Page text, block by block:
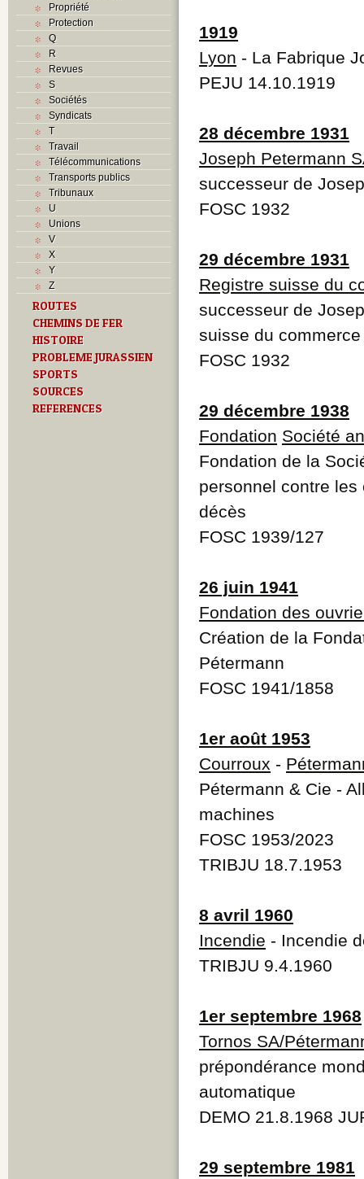
Propriété
Protection
Q
R
Revues
S
Sociétés
Syndicats
T
Travail
Télécommunications
Transports publics
Tribunaux
U
Unions
V
X
Y
Z
ROUTES
CHEMINS DE FER
HISTOIRE
PROBLEME JURASSIEN
SPORTS
SOURCES
REFERENCES
1919
Lyon - La Fabrique
PEJU 14.10.1919
28 décembre 1931
Joseph Petermann
successeur de
FOSC 1932
29 décembre 1931
Registre suisse du
successeur de
suisse du commerce
FOSC 1932
29 décembre 1938
Fondation Société
Fondation de la
personnel contre
décès
FOSC 1939/127
26 juin 1941
Fondation des
Création de la
Pétermann
FOSC 1941/1858
1er août 1953
Courroux -
Pétermann & Cie -
machines
FOSC 1953/2023
TRIBJU 18.7.1953
8 avril 1960
Incendie - Incendie
TRIBJU 9.4.1960
1er septembre 1968
Tornos SA/
prépondérance
automatique
DEMO 21.8.1968
29 septembre 1981